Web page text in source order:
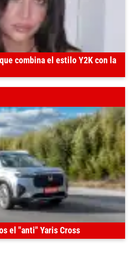
combina el estilo Y2K con la
el "anti" Yaris Cross